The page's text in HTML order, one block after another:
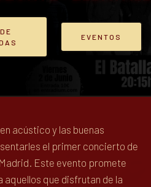
EVENTOS
acústico y las buenas
el primer concierto de
Este evento promete
que disfrutan de la
CONTACTO
BLOG